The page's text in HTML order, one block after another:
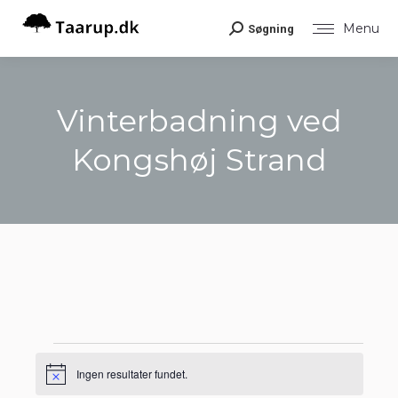
Menu
Search:
Søgning
Vinterbadning ved
Kongshøj Strand
Begivenheder
Notice Ingen resultater fundet.